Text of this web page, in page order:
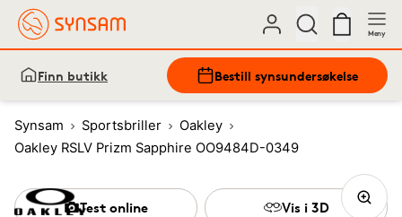
Meny
Finn butikk Bestill synsundersøkelse
Synsam Sportsbriller
Oakley
Oakley RSLV Prizm Sapphire OO9484D-0349
Test online Vis i 3D